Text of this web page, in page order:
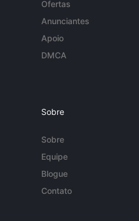
Ofertas
Anunciantes
Apoio
DMCA
Sobre
Sobre
Equipe
Blogue
Contato